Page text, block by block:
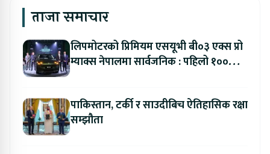
ताजा समाचार
लिपमोटरको प्रिमियम एसयूभी बी०३ एक्स प्रो
म्याक्स नेपालमा सार्वजनिक : पहिलो १००
पाकिस्तान, टर्की र साउदीबिच ऐतिहासिक रक्षा
सम्झौता